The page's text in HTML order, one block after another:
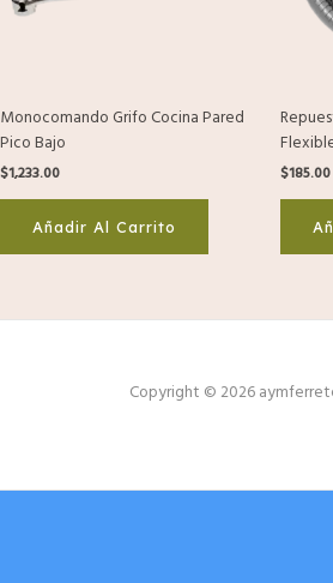
Monocomando Grifo Cocina Pared
Pico Bajo
$1,233.00
Añadir Al Carrito
$185.00
Copyright © 2026